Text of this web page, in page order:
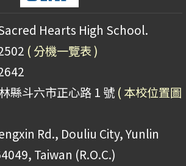
Hearts High School.
( 分機一覽表 )
縣斗六市正心路 1 號 ( 本校位置圖
Rd., Douliu City, Yunlin
Taiwan (R.O.C.)